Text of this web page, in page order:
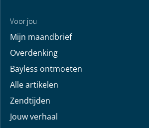
Voor jou
Mijn maandbrief
Overdenking
Bayless ontmoeten
Alle artikelen
Zendtijden
Jouw verhaal